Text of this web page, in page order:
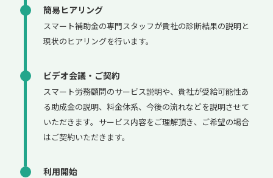
簡易ヒアリング
スマート補助金の専門スタッフが貴社の診断結果の説明と
現状のヒアリングを行います。
ビデオ会議・ご契約
スマート労務顧問のサービス説明や、貴社が受給可能性あ
る助成金の説明、料金体系、今後の流れなどを説明させて
いただきます。サービス内容をご理解頂き、ご希望の場合
はご契約いただきます。
利用開始